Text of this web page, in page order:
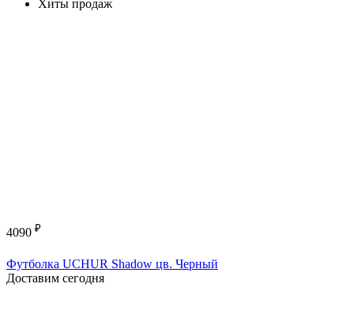
Хиты продаж
4090 ₽
Футболка UCHUR Shadow цв. Черный
Доставим сегодня